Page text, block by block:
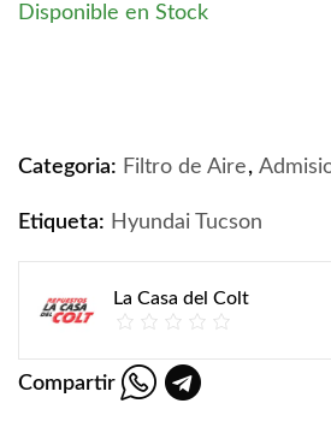
Disponible en Stock
Categoria: Filtro de Aire,
Etiqueta: Hyundai Tucson
La Casa del Colt
Compartir